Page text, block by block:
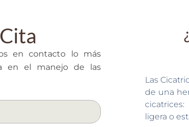
en contacto lo más
en el manejo de las
Las
de una
ligera o